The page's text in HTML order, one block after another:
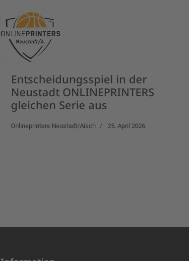
Entscheidungsspiel in der
Neustadt ONLINEPRINTERS
gleichen Serie aus
Onlineprinters Neustadt/Aisch 25. April 2026